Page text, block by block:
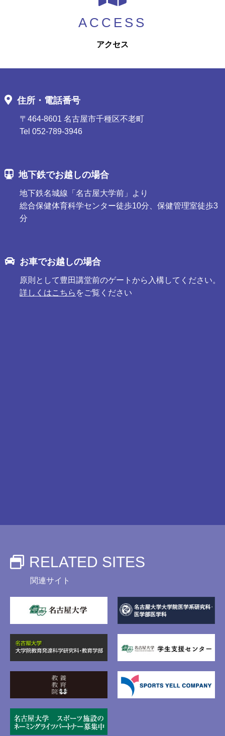
ACCESS
アクセス
住所・電話番号
〒464-8601 名古屋市千種区不老町
Tel 052-789-3946
地下鉄でお越しの場合
地下鉄名城線「名古屋大学前」より
総合保健体育科学センター徒歩10分、保健管理室徒歩3
分
お車でお越しの場合
原則として豊田講堂前のゲートから入構してください。
詳しくはこちら をご覧ください
RELATED SITES
関連サイト